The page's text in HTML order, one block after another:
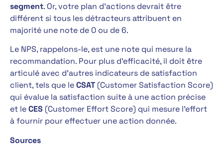
segment. Or, votre plan d’actions devrait être
différent si tous les détracteurs attribuent en
majorité une note de 0 ou de 6.
Le NPS, rappelons-le, est une note qui mesure la
recommandation. Pour plus d’efficacité, il doit être
articulé avec d’autres indicateurs de satisfaction
client, tels que leCSAT (Customer Satisfaction Score)
qui évalue la satisfaction suite à une action précise
et leCES (Customer Effort Score) qui mesure l’effort
à fournir pour effectuer une action donnée.
Sources